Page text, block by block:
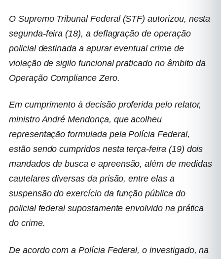
O Supremo Tribunal Federal (STF) autorizou, nesta
segunda-feira (18), a deflagração de operação
policial destinada a apurar eventual crime de
violação de sigilo funcional praticado no âmbito da
Operação Compliance Zero.
Em cumprimento à decisão proferida pelo relator,
ministro André Mendonça, que acolheu
representação formulada pela Polícia Federal,
estão sendo cumpridos nesta terça-feira (19) dois
mandados de busca e apreensão, além de medidas
cautelares diversas da prisão, entre elas a
suspensão do exercício da função pública do
policial federal supostamente envolvido na prática
do crime.
De acordo com a Polícia Federal, o investigado, na